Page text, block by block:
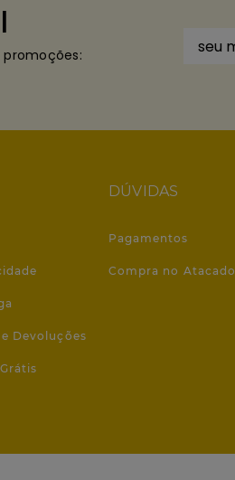
promoções:
Devoluções
DÚVIDAS
Pagamentos
Compra no Atacado